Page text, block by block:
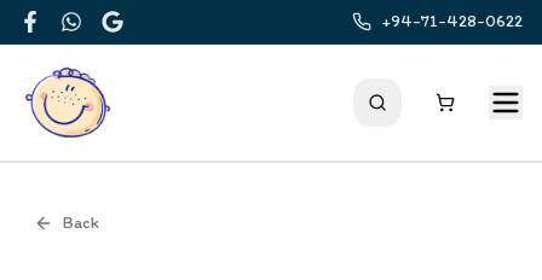
FacebookWhatsApp
Google
+94-71-428-0622
Back